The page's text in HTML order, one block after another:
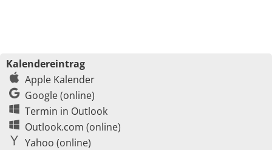
Kalendereintrag
Apple Kalender
Google (online)
Termin in Outlook
Outlook.com (online)
Yahoo (online)